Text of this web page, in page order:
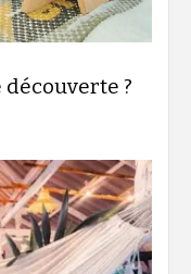
découverte ?